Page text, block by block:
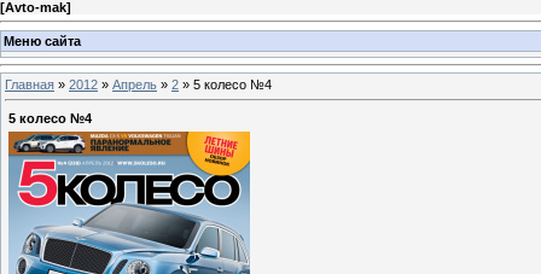
[Avto-mak]
Меню сайта
Главная » 2012 » Апрель » 2 » 5 колесо №4
5 колесо №4